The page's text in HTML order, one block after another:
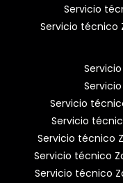
Servicio
Servicio técnico
Servicio
Servicio
Servicio técnico
Servicio técnico
Servicio técnico